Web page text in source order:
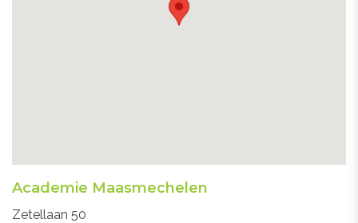
Academie Maasmechelen
Adres
Zetellaan 50